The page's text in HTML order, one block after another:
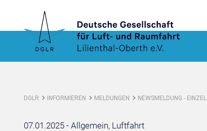
DGLR INFORMIEREN MELDUNGEN NEWSMELDUNG - EINZEL
07.01.2025 - Allgemein, Luftfahrt